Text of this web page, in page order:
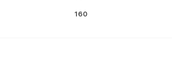
160